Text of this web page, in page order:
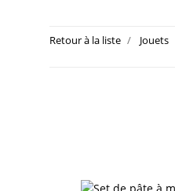
Retour à la liste Jouets